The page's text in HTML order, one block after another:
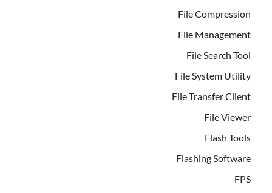
File Compression
File Management
File Search Tool
File System Utility
File Transfer Client
File Viewer
Flash Tools
Flashing Software
FPS